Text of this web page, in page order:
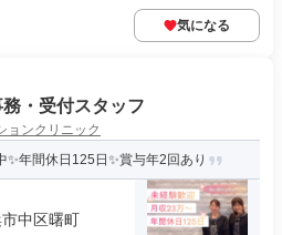
気になる
・受付スタッフ
ョンクリニック
✨年間休日125日✨賞与年2回あり
中区曙町